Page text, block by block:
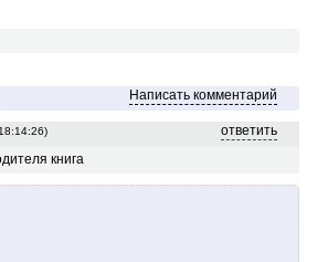
Написать комментарий
ответить
книга